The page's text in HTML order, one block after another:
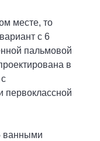
месте, то
с 6
пальмовой
в
первоклассной
ванными